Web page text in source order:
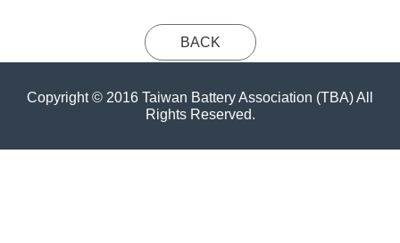
BACK
Copyright © 2016 Taiwan Battery Association (TBA) All
Rights Reserved.